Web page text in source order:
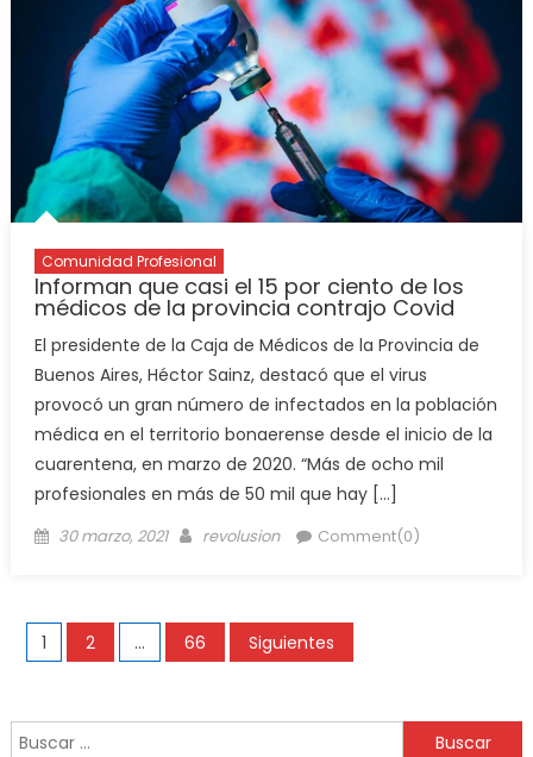
Comunidad Profesional
Informan que casi el 15 por ciento de los
médicos de la provincia contrajo Covid
El presidente de la Caja de Médicos de la Provincia de
Buenos Aires, Héctor Sainz, destacó que el virus
provocó un gran número de infectados en la población
médica en el territorio bonaerense desde el inicio de la
cuarentena, en marzo de 2020. “Más de ocho mil
profesionales en más de 50 mil que hay […]
30 marzo, 2021 revolusion Comment(0)
1 2 … 66 Siguientes